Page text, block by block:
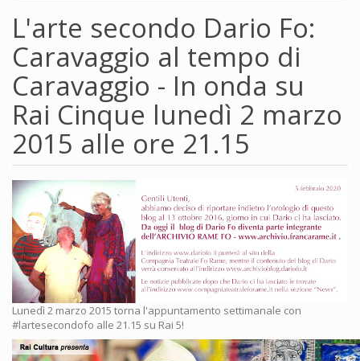
L'arte secondo Dario Fo:
Caravaggio al tempo di
Caravaggio - In onda su
Rai Cinque lunedì 2 marzo
2015 alle ore 21.15
Lunedì 2 marzo 2015 torna l'appuntamento settimanale con
‪#‎lartesecondofo‬ alle 21.15 su Rai 5!